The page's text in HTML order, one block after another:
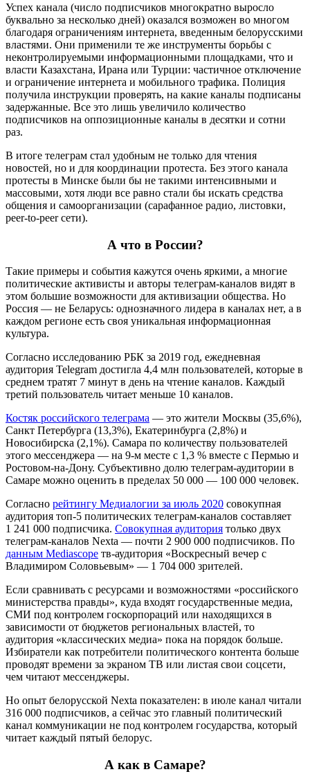
Успех канала (число подписчиков многократно выросло
буквально за несколько дней) оказался возможен во многом
благодаря ограничениям интернета, введенным белорусскими
властями. Они применили те же инструменты борьбы с
неконтролируемыми информационными площадками, что и
власти Казахстана, Ирана или Турции: частичное отключение
и ограничение интернета и мобильного трафика. Полиция
получила инструкции проверять, на какие каналы подписаны
задержанные. Все это лишь увеличило количество
подписчиков на оппозиционные каналы в десятки и сотни
раз.
В итоге телеграм стал удобным не только для чтения
новостей, но и для координации протеста. Без этого канала
протесты в Минске были бы не такими интенсивными и
массовыми, хотя люди все равно стали бы искать средства
общения и самоорганизации (сарафанное радио, листовки,
peer-to-peer сети).
А что в России?
Такие примеры и события кажутся очень яркими, а многие
политические активисты и авторы телеграм-каналов видят в
этом большие возможности для активизации общества. Но
Россия — не Беларусь: однозначного лидера в каналах нет, а в
каждом регионе есть своя уникальная информационная
культура.
Согласно исследованию РБК за 2019 год, ежедневная
аудитория Telegram достигла 4,4 млн пользователей, которые в
среднем тратят 7 минут в день на чтение каналов. Каждый
третий пользователь читает меньше 10 каналов.
Костяк российского телеграма — это жители Москвы (35,6%),
Санкт Петербурга (13,3%), Екатеринбурга (2,8%) и
Новосибирска (2,1%). Самара по количеству пользователей
этого мессенджера — на 9-м месте с 1,3 % вместе с Пермью и
Ростовом-на-Дону. Субъективно долю телеграм-аудитории в
Самаре можно оценить в пределах 50 000 — 100 000 человек.
Согласно рейтингу Медиалогии за июль 2020 совокупная
аудитория топ-5 политических телеграм-каналов составляет
1 241 000 подписчика. Совокупная аудитория только двух
телеграм-каналов Nexta — почти 2 900 000 подписчиков. По
данным Mediascope тв-аудитория «Воскресный вечер с
Владимиром Соловьевым» — 1 704 000 зрителей.
Если сравнивать с ресурсами и возможностями «российского
министерства правды», куда входят государственные медиа,
СМИ под контролем госкорпораций или находящихся в
зависимости от бюджетов региональных властей, то
аудитория «классических медиа» пока на порядок больше.
Избиратели как потребители политического контента больше
проводят времени за экраном ТВ или листая свои соцсети,
чем читают мессенджеры.
Но опыт белорусской Nexta показателен: в июле канал читали
316 000 подписчиков, а сейчас это главный политический
канал коммуникации не под контролем государства, который
читает каждый пятый белорус.
А как в Самаре?